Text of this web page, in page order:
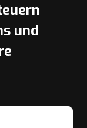
und